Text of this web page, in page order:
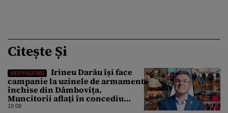
Citește Și
DEZVĂLUIRI
Irineu Darău își face
campanie la uzinele de armament
închise din Dâmbovița.
Muncitorii aflați în concediu
forțat din cauza lipsei comenzilor
19:08